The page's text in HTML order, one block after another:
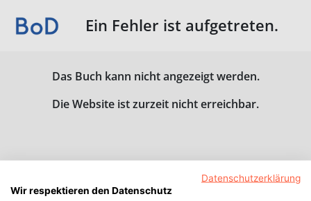
Ein Fehler ist aufgetreten.
Das Buch kann nicht angezeigt werden.
Die Website ist zurzeit nicht erreichbar.
Datenschutzerklärung
Wir respektieren den Datenschutz